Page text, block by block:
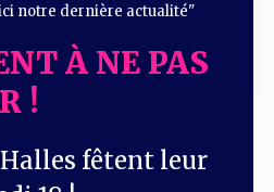
🏉
notre dernière actualité"
À NE PAS
!
Halles fêtent leur